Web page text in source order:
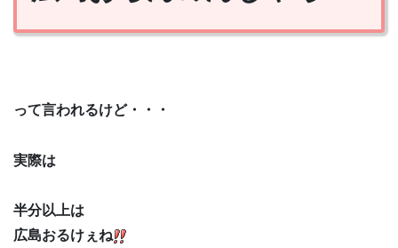
って言われるけど・・・
実際は
半分以上は
広島おるけぇね